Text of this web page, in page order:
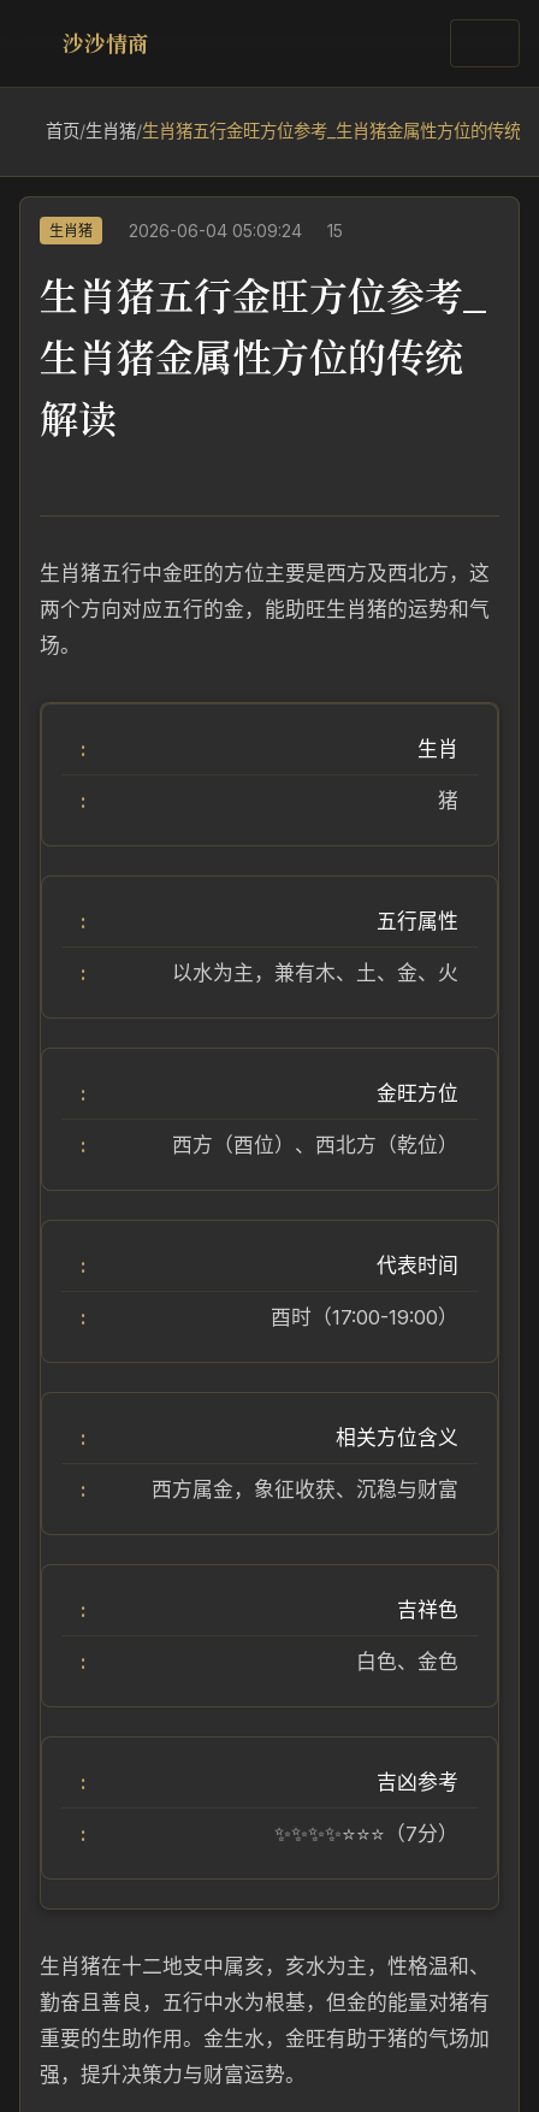
沙沙情商
首页/生肖猪/生肖猪五行金旺方位参考_生肖猪金属性方位的传统
生肖猪 2026-06-04 05:09:24 15
生肖猪五行金旺方位参考_
生肖猪金属性方位的传统
解读
生肖猪五行中金旺的方位主要是西方及西北方，这
两个方向对应五行的金，能助旺生肖猪的运势和气
场。
生肖
猪
五行属性
以水为主，兼有木、土、金、火
金旺方位
西方（酉位）、西北方（乾位）
代表时间
酉时（17:00-19:00）
相关方位含义
西方属金，象征收获、沉稳与财富
吉祥色
白色、金色
吉凶参考
✨✨✨✨⭐️⭐️⭐️（7分）
生肖猪在十二地支中属亥，亥水为主，性格温和、
勤奋且善良，五行中水为根基，但金的能量对猪有
重要的生助作用。金生水，金旺有助于猪的气场加
强，提升决策力与财富运势。